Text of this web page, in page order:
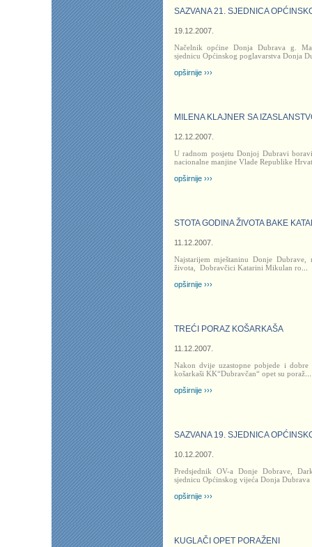
SAZVANA 21. SJEDNICA
19.12.2007.
Načelnik općine Donja Dubrava g.
sjednicu Općinskog poglavarstva Donja
opširnije ›››
MILENA KLAJNER SA
12.12.2007.
U radnom posjetu Donjoj Dubravi
nacionalne manjine Vlade Republike
opširnije ›››
STOTA GODINA ŽIVOTA BAKE
11.12.2007.
Najstarijem mještaninu Donje
života,
Dobravčici Katarini Mikulan ro
opširnije ›››
TREĆI PORAZ KOŠARKAŠA
11.12.2007.
Nakon dvije uzastopne pobjede i
košarkaši KK“Dubravčan“ opet su poraž...
opširnije ›››
SAZVANA 19. SJEDNICA
10.12.2007.
Predsjednik OV-a Donje Dobrave,
sjednicu Općinskog vijeća Donja Dubrava
opširnije ›››
KUGLAČI OPET PORAŽENI